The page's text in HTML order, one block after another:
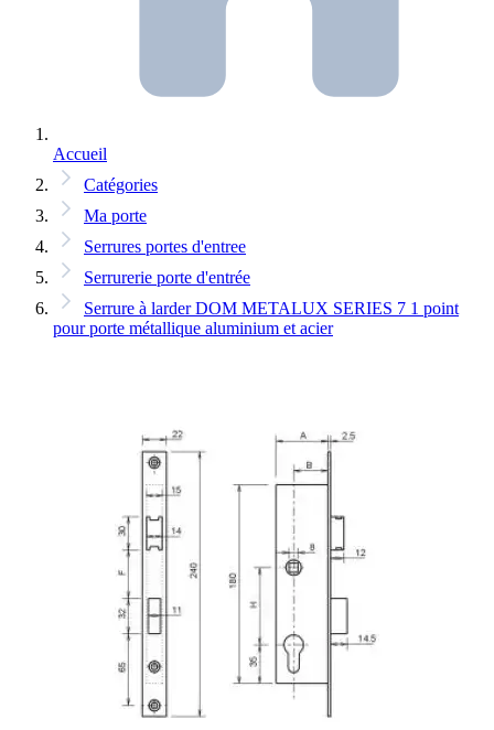
Accueil
Catégories
Ma porte
Serrures portes d'entree
Serrurerie porte d'entrée
Serrure à larder DOM METALUX SERIES 7 1 point
pour porte métallique aluminium et acier